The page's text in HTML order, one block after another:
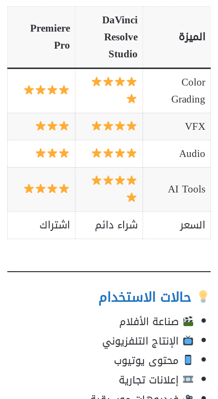
الميزة
DaVinci
Resolve
Studio
Premiere
Pro
Color
Grading
VFX
Audio
AI Tools
السعر
شراء دائم اشتراك
حالات الاستخدام
صناعة الأفلام
الإنتاج التلفزيوني
محتوى يوتيوب
إعلانات تجارية